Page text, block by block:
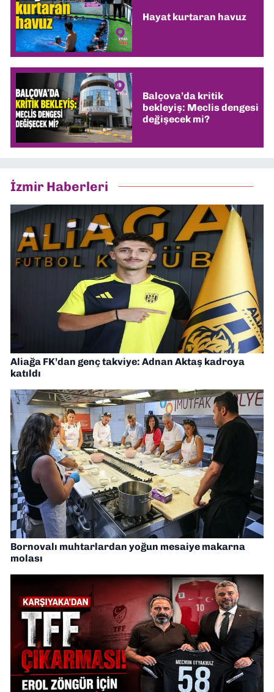
Hayat kurtaran havuz
Balçova’da kritik
bekleyiş: Meclis dengesi
değişecek mi?
İzmir Haberleri
Aliağa FK’dan genç takviye: Adnan Aktaş kadroya
katıldı
Bornovalı muhtarlardan yoğun mesaiye makarna
molası